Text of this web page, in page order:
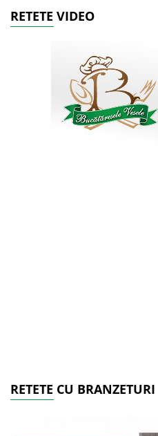
RETETE VIDEO
RETETE CU BRANZETURI